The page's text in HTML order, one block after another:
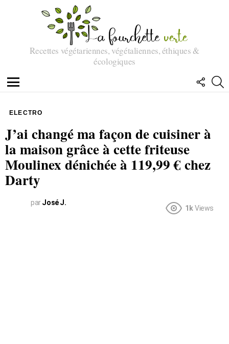
Recettes végétariennes, végétaliennes, éthiques &
écologiques
Menu
NOUS
ELECTRO
J’ai changé ma façon de cuisiner à
la maison grâce à cette friteuse
Moulinex dénichée à 119,99 € chez
Darty
par José J.
1k Views